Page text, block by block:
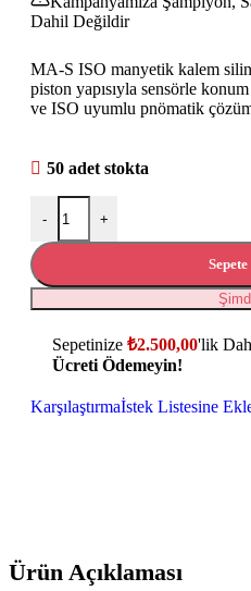
Dahil Değildir
MA-S ISO manyetik kalem
piston yapısıyla sensörle
ve ISO uyumlu pnömatik
50 adet stokta
- +
Sepetinize ₺2.500,00'lik
Ücreti Ödemeyin!
Karşılaştırmaİstek Listesine
Ürün Açıklaması